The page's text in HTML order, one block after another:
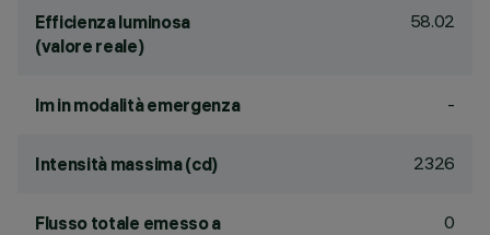
Efficienza luminosa
(valore reale)
58.02
lm in modalità emergenza -
Intensità massima (cd) 2326
Flusso totale emesso a
0